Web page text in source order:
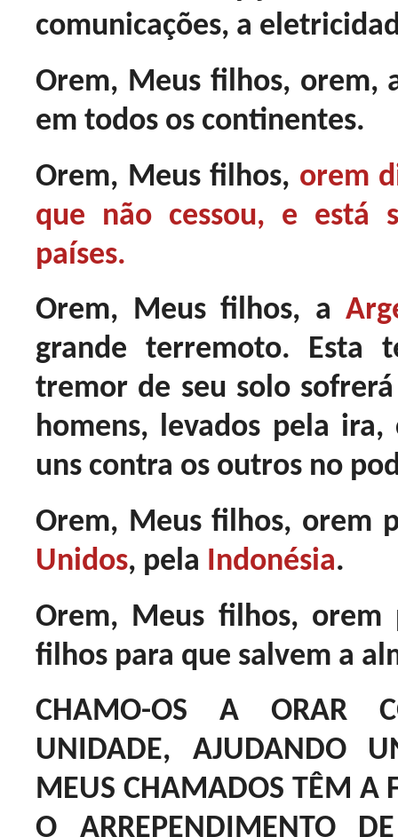
comunicações, a
Orem, Meus filhos, orem,
em todos os continentes.
Orem, Meus filhos, orem
que não cessou, e está
países.
Orem, Meus filhos, a
grande terremoto. Esta
tremor de seu solo
homens, levados pela
uns contra os outros no
Orem, Meus filhos, orem
Unidos, pela Indonésia.
Orem, Meus filhos, orem
filhos para que salvem a
CHAMO-OS A ORAR
UNIDADE, AJUDANDO
MEUS CHAMADOS TÊM A
O ARREPENDIMENTO